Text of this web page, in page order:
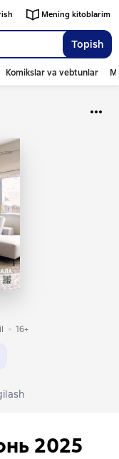
Topish
Mening kitoblarim
Komikslar va vebtunlar
16+
2025